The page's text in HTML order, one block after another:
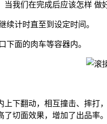
当我们在完成后应该怎样 做
续计时直至到设定时间。
下面的肉车等容器内。
下翻动，相互撞击、摔
了切面效果，增加了出品率